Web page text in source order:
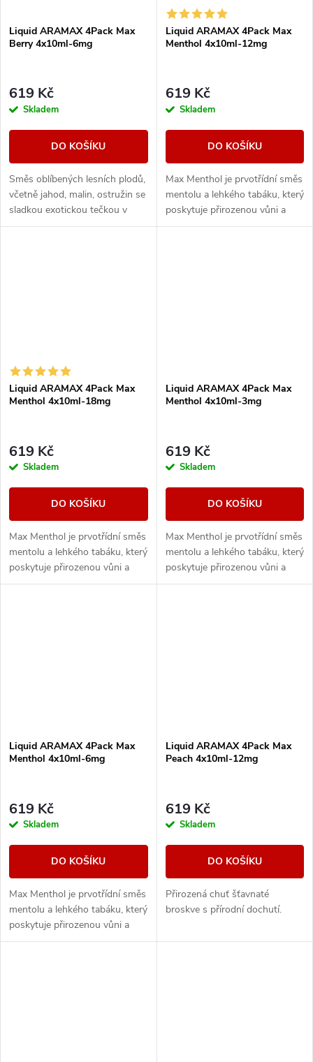
Liquid ARAMAX 4Pack Max
Berry 4x10ml-6mg
619 Kč
Skladem
DO KOŠÍKU
Směs oblíbených lesních plodů,
včetně jahod, malin, ostružin se
sladkou exotickou tečkou v
podobě manga.
Liquid ARAMAX 4Pack Max
Menthol 4x10ml-12mg
619 Kč
Skladem
DO KOŠÍKU
Max Menthol je prvotřídní směs
mentolu a lehkého tabáku, který
poskytuje přirozenou vůni a
maximální osvěžení.
Liquid ARAMAX 4Pack Max
Menthol 4x10ml-18mg
619 Kč
Skladem
DO KOŠÍKU
Max Menthol je prvotřídní směs
mentolu a lehkého tabáku, který
poskytuje přirozenou vůni a
maximální osvěžení.
Liquid ARAMAX 4Pack Max
Menthol 4x10ml-3mg
619 Kč
Skladem
DO KOŠÍKU
Max Menthol je prvotřídní směs
mentolu a lehkého tabáku, který
poskytuje přirozenou vůni a
maximální osvěžení.
Liquid ARAMAX 4Pack Max
Menthol 4x10ml-6mg
619 Kč
Skladem
DO KOŠÍKU
Max Menthol je prvotřídní směs
mentolu a lehkého tabáku, který
poskytuje přirozenou vůni a
maximální osvěžení.
Liquid ARAMAX 4Pack Max
Peach 4x10ml-12mg
619 Kč
Skladem
DO KOŠÍKU
Přirozená chuť šťavnaté
broskve s přírodní dochutí.